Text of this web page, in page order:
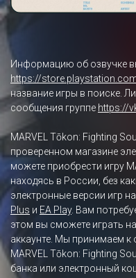
Информацию об озвучке
https://
название игры в поиске.
сообщения группе https://
MARVEL Tōkon: Fighting
проверенном магазине
можете приобрести игру
находясь в России, без
электронные версии игр
Plus и EA Play. Вам
этом вы сможете играть
аккаунте. Мы принимаем к
MARVEL Tōkon: Fighting
банка или электронный